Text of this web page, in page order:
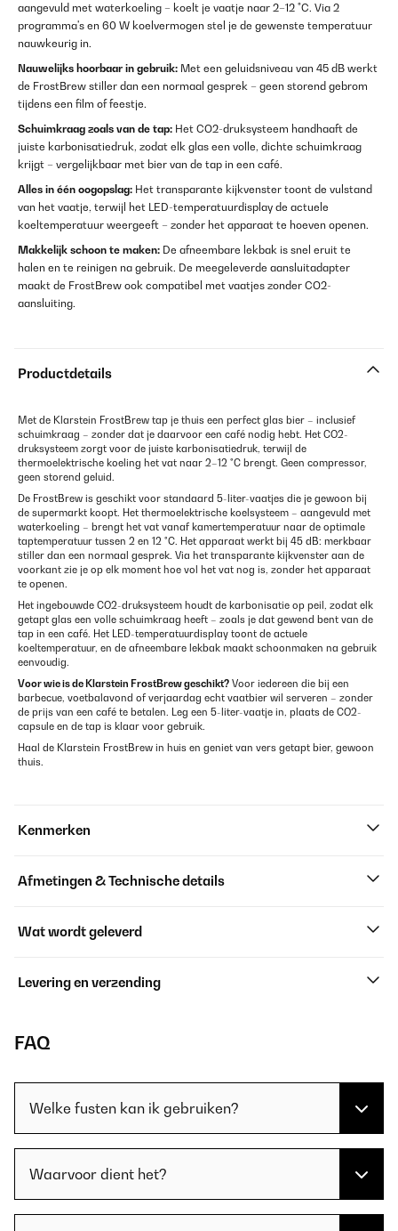
aangevuld met waterkoeling – koelt je vaatje naar 2–12 °C. Via 2
programma's en 60 W koelvermogen stel je de gewenste temperatuur
nauwkeurig in.
Nauwelijks hoorbaar in gebruik: Met een geluidsniveau van 45 dB werkt
de FrostBrew stiller dan een normaal gesprek – geen storend gebrom
tijdens een film of feestje.
Schuimkraag zoals van de tap: Het CO2-druksysteem handhaaft de
juiste karbonisatiedruk, zodat elk glas een volle, dichte schuimkraag
krijgt – vergelijkbaar met bier van de tap in een café.
Alles in één oogopslag: Het transparante kijkvenster toont de vulstand
van het vaatje, terwijl het LED-temperatuurdisplay de actuele
koeltemperatuur weergeeft – zonder het apparaat te hoeven openen.
Makkelijk schoon te maken: De afneembare lekbak is snel eruit te
halen en te reinigen na gebruik. De meegeleverde aansluitadapter
maakt de FrostBrew ook compatibel met vaatjes zonder CO2-
aansluiting.
Productdetails
Met de Klarstein FrostBrew tap je thuis een perfect glas bier – inclusief
schuimkraag – zonder dat je daarvoor een café nodig hebt. Het CO2-
druksysteem zorgt voor de juiste karbonisatiedruk, terwijl de
thermoelektrische koeling het vat naar 2–12 °C brengt. Geen compressor,
geen storend geluid.
De FrostBrew is geschikt voor standaard 5-liter-vaatjes die je gewoon bij
de supermarkt koopt. Het thermoelektrische koelsysteem – aangevuld met
waterkoeling – brengt het vat vanaf kamertemperatuur naar de optimale
taptemperatuur tussen 2 en 12 °C. Het apparaat werkt bij 45 dB: merkbaar
stiller dan een normaal gesprek. Via het transparante kijkvenster aan de
voorkant zie je op elk moment hoe vol het vat nog is, zonder het apparaat
te openen.
Het ingebouwde CO2-druksysteem houdt de karbonisatie op peil, zodat elk
getapt glas een volle schuimkraag heeft – zoals je dat gewend bent van de
tap in een café. Het LED-temperatuurdisplay toont de actuele
koeltemperatuur, en de afneembare lekbak maakt schoonmaken na gebruik
eenvoudig.
Voor wie is de Klarstein FrostBrew geschikt? Voor iedereen die bij een
barbecue, voetbalavond of verjaardag echt vaatbier wil serveren – zonder
de prijs van een café te betalen. Leg een 5-liter-vaatje in, plaats de CO2-
capsule en de tap is klaar voor gebruik.
Haal de Klarstein FrostBrew in huis en geniet van vers getapt bier, gewoon
thuis.
Kenmerken
Afmetingen & Technische details
Wat wordt geleverd
Levering en verzending
FAQ
Welke fusten kan ik gebruiken?
Waarvoor dient het?